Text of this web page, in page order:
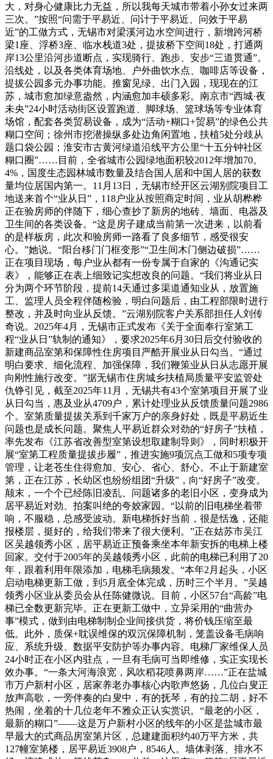
大，对身心健康比力无益，所以我每天城市带着小孙女过来两
三次。”按照“问需于平易近、问计于平易近、问效于平易
近”的工做方式，无锡市对梁溪河边水空间进行，新增跨河桥
梁1座、浮桥3座、临水栈道3处，提拔桥下空间18处，打通两
岸13公里沿河步道断点，实现骑行、跑步、安步“三道贯通”。
沿线处，以及各类体育场地、户外曲饮水点、咖啡店等设备，
提拔公园多元办事功能。推窗见绿、出门入园，现现在的江
苏，城市愈加绿意盎然，内涵愈加丰硕多彩。南京市“西城·夜
未央”24小时活动街区设置跑道、脚球场、篮球场等专业体育
场馆，配套各类贸易设备，成为“活动+糊口+贸易”的绿色公共
糊口空间；徐州市挖潜操纵多处边角闲置地，扶植5处分歧从
题口袋公园；淮安市古黄河绿道沿线平方公里“十五分钟社区
糊口圈”……目前，全省城市公园绿地面积较2012年增加70。
4%，国度生态园林城市数量及结合国人居和中国人居的获数
量均位居国内第一。11月13日，无锡市经开区云湖别院项目工
地送来首个“业从日”，118户业从按照商定时间，业从胡桦桦
正在验房师的伴随下，细心查抄了新房的地砖、墙面、电器及
卫生间的各类设备。“这是房子建成当前第一次进来，以前看
的是样板房，此次和验房师一路看了良多细节，感受很安
心。”她说。“阳台移门门框变形”“卫生间木门侧边破损”……
正在项目现场，每户业从都有一份专属于自家的《沟通记实
表》，能够正在表上细致记实想改良的问题。“我们将业从日
分为两个环节阶段，提前14天通过多渠道通知业从，放置施
工、监理人员全程伴随检验，明白问题后，由工程部限时进行
整改，并及时向业从反馈。”云湖别院客户关系部担任人刘传
奇说。2025年4月，无锡市正式发布《关于全面奉行室第工
程“业从日”轨制的通知》，要求2025年6月30日后交付验收的
新建商品室第和保障性住房项目严酷开展业从日勾当。“通过
明白要求、细化流程、加强保障，我们鞭策业从日从志愿开展
向刚性施行改变。”据无锡市住房城乡扶植局质量平安监管处
仇铮引见，截至2025年11月，无锡共有43个室第项目开展了业
从日勾当，惠及业从4709户，累计处理业从反馈质量问题2986
个。室第质量提拔关系到千家万户的亲身好处，既是平易近生
问题也是成长问题。聚焦人平易近群众对劲的“好房子”扶植，
率先发布《江苏省改善型室第设想取建制导则》，同时积极开
展“室第工程质量提拔步履”，推进实施9项沉点工做和5项专项
管理，让老苍生住得愈加、安心、省心、舒心。不止于新建室
第，正在江苏，长幼区也纷纷组团“升级”，向“好房子”改变。
颠末，一个个已经陈旧凌乱、问题诸多的老旧小区，变身成为
居平易近对劲、拍案叫绝的夸姣家园。“以前的旧电梯坐着带
响，不服稳，总感受波动。新电梯拆好当前，很是恬逸，还能
报楼层，挺好的，给我们带来了很大便利。”正在姑苏市吴江
区吴越领秀小区，居平易近正预备乘坐本年新安拆的电梯上楼
回家。交付于2005年的吴越领秀小区，此前的电梯已利用了20
年，跟着利用年限添加，电梯毛病频发。“本年2月起头，小区
启动电梯更新工做，到5月底全体完成，历时三个半月。”吴越
领秀小区业从委员会从任陈健微说。目前，小区57台“高龄”电
梯已全数更新完毕。正在更新工做中，立异采用的“曲营办
事”模式，做到由电梯制制企业间接供货，将价钱压缩至最
低。此外，质保+耽误维保的双沉保障机制，笼盖设备毛病响
应、系统升级、数据平安防护等办事内容。电梯厂家维保人员
24小时正在小区内驻点，一旦有毛病可当即维修，实正实现长
效办事。“一条大河海浪宽，风吹稻花喷鼻两岸……”正在盐城
市万户新村小区，居家养老办事核心内歌声悠扬，几位白叟正
放声高歌，一旁伴奏的白叟中，有的抚琴，有的拉二胡，好不
热闹，坐着的十几位老年不雅众正认实赏识。“最老的小区，
最新的糊口”——这是万户新村小区的线年的小区是盐城市最
早最大的式商品房室第片区，总建建面积约40万平方米，共
127幢室第楼，居平易近3908户，8546人。墙体剥落、排水不